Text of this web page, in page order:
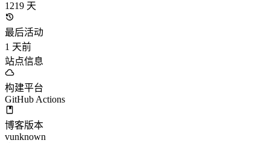
1219 天
最后活动
1 天前
站点信息
构建平台
GitHub Actions
博客版本
vunknown